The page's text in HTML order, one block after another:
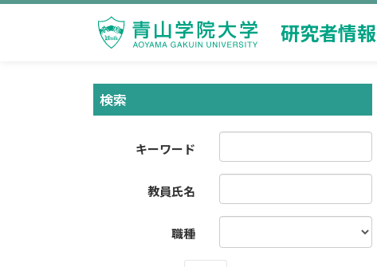
研究者情報
検索
キーワード
教員氏名
職種